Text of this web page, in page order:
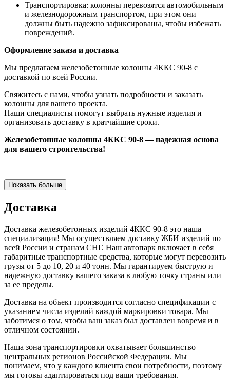
Транспортировка: колонны перевозятся автомобильным
и железнодорожным транспортом, при этом они
должны быть надежно зафиксированы, чтобы избежать
повреждений.
Оформление заказа и доставка
Мы предлагаем железобетонные колонны 4ККС 90-8 с
доставкой по всей России.
Свяжитесь с нами, чтобы узнать подробности и заказать
колонны для вашего проекта.
Наши специалисты помогут выбрать нужные изделия и
организовать доставку в кратчайшие сроки.
Железобетонные колонны 4ККС 90-8 — надежная основа
для вашего строительства!
Показать больше
Доставка
Доставка железобетонных изделий 4ККС 90-8 это наша
специализация! Мы осуществляем доставку ЖБИ изделий по
всей России и странам СНГ. Наш автопарк включает в себя
габаритные транспортные средства, которые могут перевозить
грузы от 5 до 10, 20 и 40 тонн. Мы гарантируем быструю и
надежную доставку вашего заказа в любую точку страны или
за ее пределы.
Доставка на объект производится согласно спецификации с
указанием числа изделий каждой маркировки товара. Мы
заботимся о том, чтобы ваш заказ был доставлен вовремя и в
отличном состоянии.
Наша зона транспортировки охватывает большинство
центральных регионов Российской Федерации. Мы
понимаем, что у каждого клиента свои потребности, поэтому
мы готовы адаптироваться под ваши требования.